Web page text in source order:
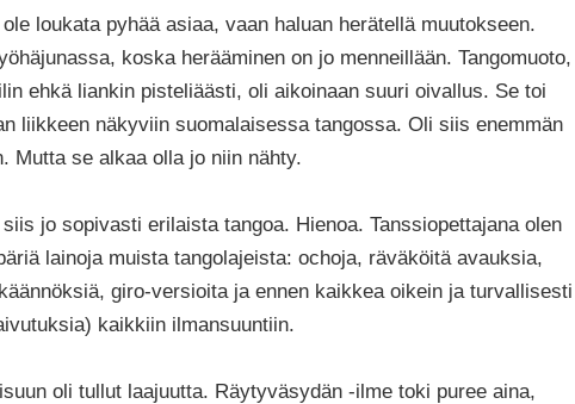
loukata pyhää asiaa, vaan haluan herätellä muutokseen.
koska herääminen on jo menneillään. Tangomuoto,
ehkä liankin pisteliäästi, oli aikoinaan suuri oivallus. Se toi
liikkeen näkyviin suomalaisessa tangossa. Oli siis enemmän
Mutta se alkaa olla jo niin nähty.
jo sopivasti erilaista tangoa. Hienoa. Tanssiopettajana olen
lainoja muista tangolajeista: ochoja, räväköitä avauksia,
giro-versioita ja ennen kaikkea oikein ja turvallisesti
kaikkiin ilmansuuntiin.
oli tullut laajuutta. Räytyväsydän -ilme toki puree aina,